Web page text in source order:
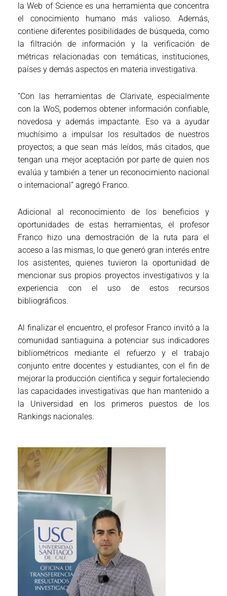
la Web of Science es una herramienta que concentra
el conocimiento humano más valioso. Además,
contiene diferentes posibilidades de búsqueda, como
la filtración de información y la verificación de
métricas relacionadas con temáticas, instituciones,
países y demás aspectos en materia investigativa.
“Con las herramientas de Clarivate, especialmente
con la WoS, podemos obtener información confiable,
novedosa y además impactante. Eso va a ayudar
muchísimo a impulsar los resultados de nuestros
proyectos; a que sean más leídos, más citados, que
tengan una mejor aceptación por parte de quien nos
evalúa y también a tener un reconocimiento nacional
o internacional” agregó Franco.
Adicional al reconocimiento de los beneficios y
oportunidades de estas herramientas, el profesor
Franco hizo una demostración de la ruta para el
acceso a las mismas, lo que generó gran interés entre
los asistentes, quienes tuvieron la oportunidad de
mencionar sus propios proyectos investigativos y la
experiencia con el uso de estos recursos
bibliográficos.
Al finalizar el encuentro, el profesor Franco invitó a la
comunidad santiaguina a potenciar sus indicadores
bibliométricos mediante el refuerzo y el trabajo
conjunto entre docentes y estudiantes, con el fin de
mejorar la producción científica y seguir fortaleciendo
las capacidades investigativas que han mantenido a
la Universidad en los primeros puestos de los
Rankings nacionales.